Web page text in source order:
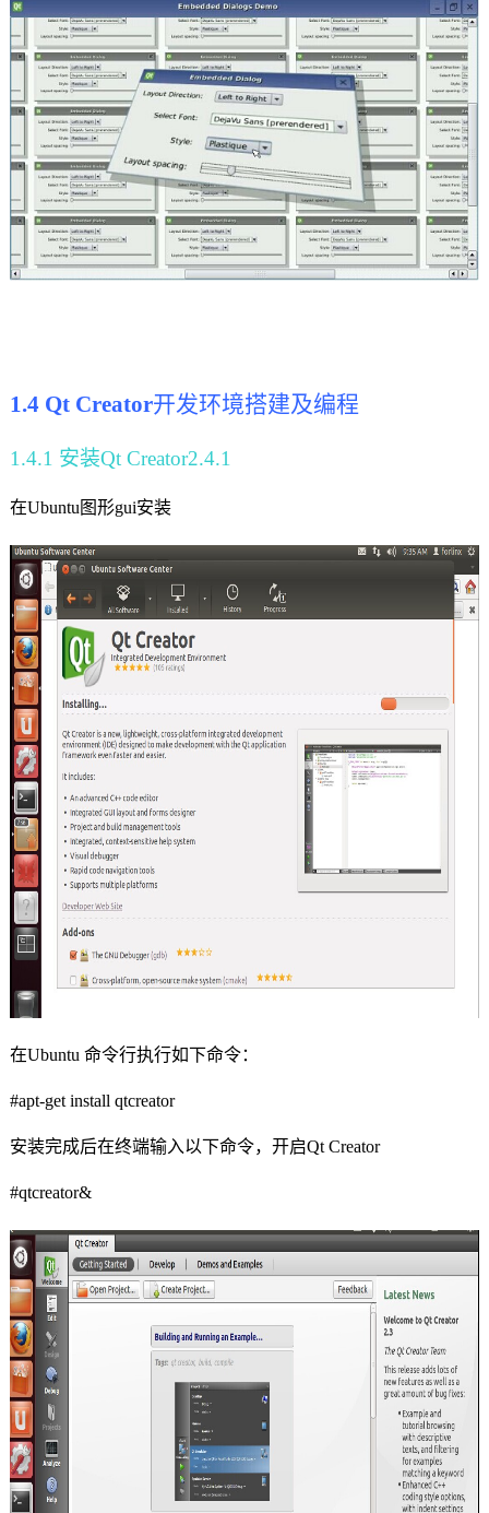
1.4 Qt Creator开发环境搭建及编程
1.4.1 安装Qt Creator2.4.1
在Ubuntu 图形gui安装
在Ubuntu 命令行执行如下命令：
#apt-get install qtcreator
安装完成后在终端输入以下命令，开启Qt Creator
#qtcreator&